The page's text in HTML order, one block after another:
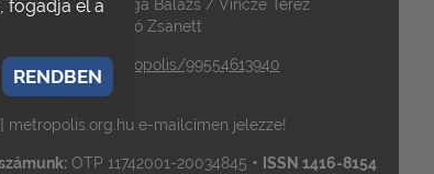
Györgyi / Varga Balázs / Vincze Teréz
: Milojev-Ferkó Zsanett
pages/Metropolis/99554613940
metropolis.org.hu e-mailcímen jelezze!
OTP 11742001-20034845 • ISSN 1416-8154
fogadja el a
RENDBEN